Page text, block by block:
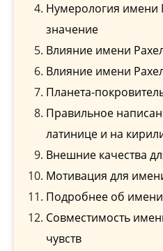
Нумерология имени
значение
Влияние имени
Влияние имени
Планета-
Правильное
латинице и на
Внешние качества
Мотивация для
Подробнее об имени
Совместимость
чувств